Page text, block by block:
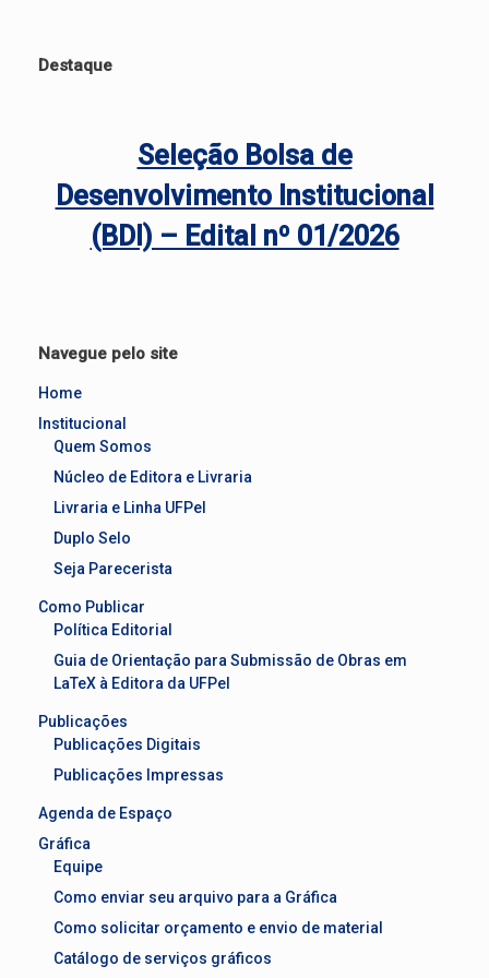
Destaque
Seleção Bolsa de
Desenvolvimento Institucional
(BDI) – Edital nº 01/2026
Navegue pelo site
Home
Institucional
Quem Somos
Núcleo de Editora e Livraria
Livraria e Linha UFPel
Duplo Selo
Seja Parecerista
Como Publicar
Política Editorial
Guia de Orientação para Submissão de Obras em
LaTeX à Editora da UFPel
Publicações
Publicações Digitais
Publicações Impressas
Agenda de Espaço
Gráfica
Equipe
Como enviar seu arquivo para a Gráfica
Como solicitar orçamento e envio de material
Catálogo de serviços gráficos